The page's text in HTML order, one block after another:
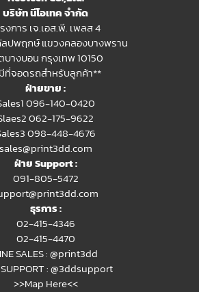
บริษัท นีโอเทค จำกัด
งการ เจ.เอส.พี. เพลส 4
ปพฤกษ์ แขวงคลองบางพราน
บางบอน กรุงเทพ 10150
ที่จอดรถสำหรับลูกค้า**
ฝ่ายขาย :
096-140-0420
062-175-9622
098-448-4676
sales@print3dd.com
ฝ่าย Support :
091-805-5472
ธุรการ :
02-415-4346
02-415-4470
SALES :@print3dd
:@3ddsupport
>>Map Here<<